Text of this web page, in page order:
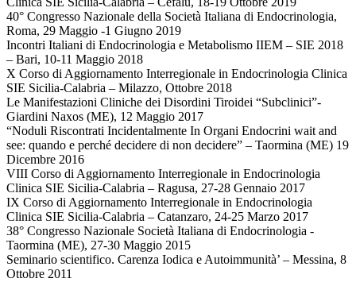
40° Congresso Nazionale della Società Italiana di Endocrinologia,
Roma, 29 Maggio -1 Giugno 2019
Incontri Italiani di Endocrinologia e Metabolismo IIEM – SIE 2018
– Bari, 10-11 Maggio 2018
X Corso di Aggiornamento Interregionale in Endocrinologia Clinica
SIE Sicilia-Calabria – Milazzo, Ottobre 2018
Le Manifestazioni Cliniche dei Disordini Tiroidei “Subclinici”-
Giardini Naxos (ME), 12 Maggio 2017
“Noduli Riscontrati Incidentalmente In Organi Endocrini wait and
see: quando e perché decidere di non decidere” – Taormina (ME) 19
Dicembre 2016
VIII Corso di Aggiornamento Interregionale in Endocrinologia
Clinica SIE Sicilia-Calabria – Ragusa, 27-28 Gennaio 2017
IX Corso di Aggiornamento Interregionale in Endocrinologia
Clinica SIE Sicilia-Calabria – Catanzaro, 24-25 Marzo 2017
38° Congresso Nazionale Società Italiana di Endocrinologia -
Taormina (ME), 27-30 Maggio 2015
Seminario scientifico. Carenza Iodica e Autoimmunità’ – Messina, 8
Ottobre 2011